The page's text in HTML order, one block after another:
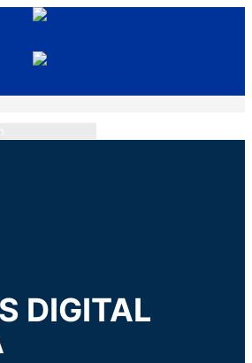
DIGITAL